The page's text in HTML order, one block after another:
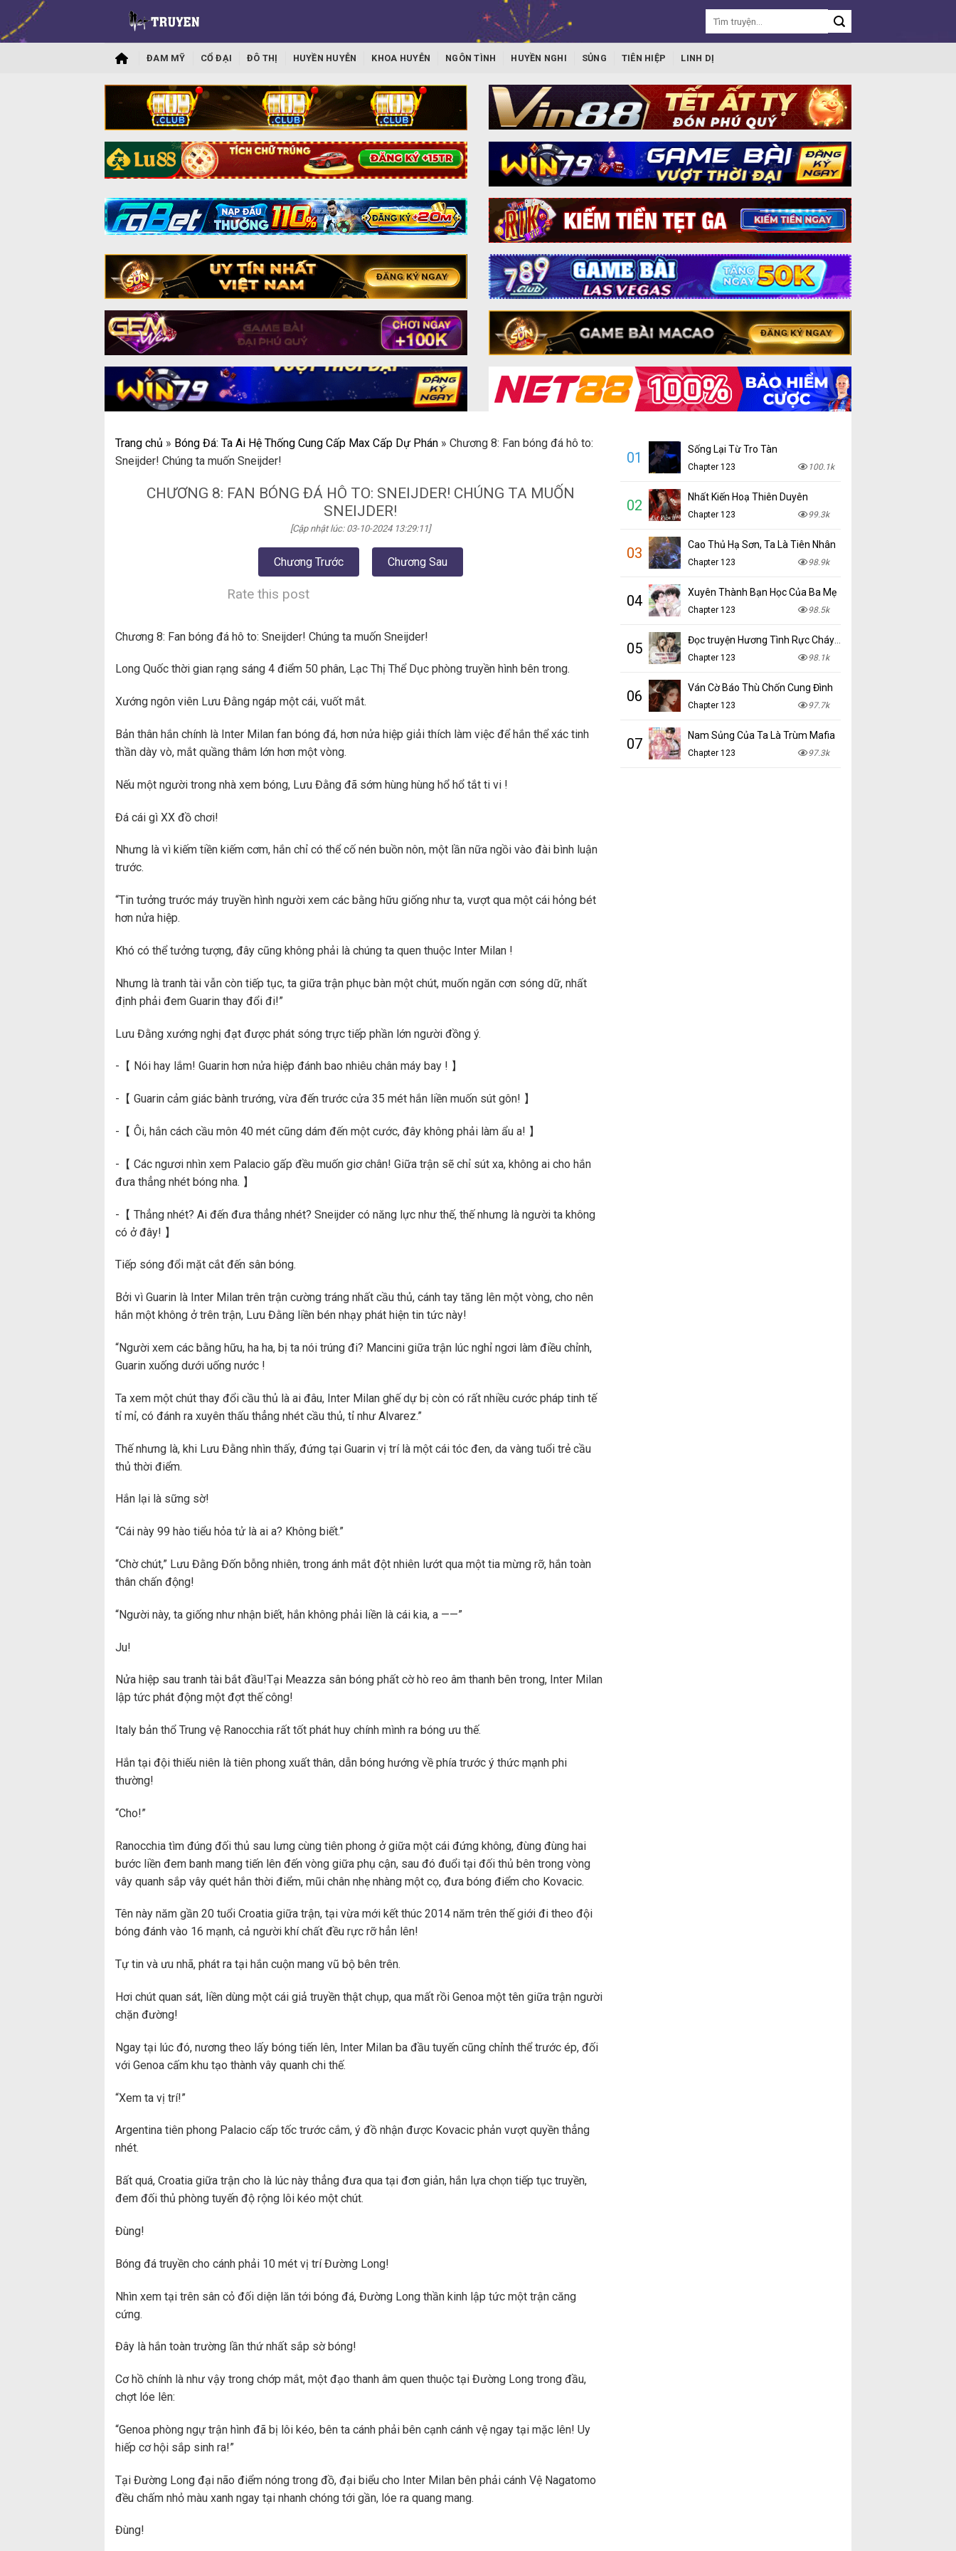
ĐAM MỸ CỔ ĐẠI ĐÔ THỊ HUYỀN HUYỄN KHOA HUYỄN NGÔN TÌNH HUYỀN NGHI SỦNG TIÊN HIỆP LINH DỊ
Trang chủ » Bóng Đá: Ta Ai Hệ Thống Cung Cấp Max Cấp Dự Phán » Chương 8: Fan bóng đá hô to:
Sneijder! Chúng ta muốn Sneijder!
CHƯƠNG 8: FAN BÓNG ĐÁ HÔ TO: SNEIJDER! CHÚNG TA MUỐN
SNEIJDER!
[Cập nhật lúc: 03-10-2024 13:29:11]
Chương Trước Chương Sau
Rate this post
Chương 8: Fan bóng đá hô to: Sneijder! Chúng ta muốn Sneijder!
Long Quốc thời gian rạng sáng 4 điểm 50 phân, Lạc Thị Thể Dục phòng truyền hình bên trong.
Xướng ngôn viên Lưu Đằng ngáp một cái, vuốt mắt.
Bản thân hắn chính là Inter Milan fan bóng đá, hơn nửa hiệp giải thích làm việc để hắn thể xác tinh
thần dày vò, mắt quầng thâm lớn hơn một vòng.
Nếu một người trong nhà xem bóng, Lưu Đằng đã sớm hùng hùng hổ hổ tắt ti vi !
Đá cái gì XX đồ chơi!
Nhưng là vì kiếm tiền kiếm cơm, hắn chỉ có thể cố nén buồn nôn, một lần nữa ngồi vào đài bình luận
trước.
“Tin tưởng trước máy truyền hình người xem các bằng hữu giống như ta, vượt qua một cái hỏng bét
hơn nửa hiệp.
Khó có thể tưởng tượng, đây cũng không phải là chúng ta quen thuộc Inter Milan !
Nhưng là tranh tài vẫn còn tiếp tục, ta giữa trận phục bàn một chút, muốn ngăn cơn sóng dữ, nhất
định phải đem Guarin thay đổi đi!”
Lưu Đằng xướng nghị đạt được phát sóng trực tiếp phần lớn người đồng ý.
-【 Nói hay lắm! Guarin hơn nửa hiệp đánh bao nhiêu chân máy bay ! 】
-【 Guarin cảm giác bành trướng, vừa đến trước cửa 35 mét hắn liền muốn sút gôn! 】
-【 Ôi, hắn cách cầu môn 40 mét cũng dám đến một cước, đây không phải làm ẩu a! 】
-【 Các ngươi nhìn xem Palacio gấp đều muốn giơ chân! Giữa trận sẽ chỉ sút xa, không ai cho hắn
đưa thẳng nhét bóng nha. 】
-【 Thẳng nhét? Ai đến đưa thẳng nhét? Sneijder có năng lực như thế, thế nhưng là người ta không
có ở đây! 】
Tiếp sóng đổi mặt cắt đến sân bóng.
Bởi vì Guarin là Inter Milan trên trận cường tráng nhất cầu thủ, cánh tay tăng lên một vòng, cho nên
hắn một không ở trên trận, Lưu Đằng liền bén nhạy phát hiện tin tức này!
“Người xem các bằng hữu, ha ha, bị ta nói trúng đi? Mancini giữa trận lúc nghỉ ngơi làm điều chỉnh,
Guarin xuống dưới uống nước !
Ta xem một chút thay đổi cầu thủ là ai đâu, Inter Milan ghế dự bị còn có rất nhiều cước pháp tinh tế
tỉ mỉ, có đánh ra xuyên thấu thẳng nhét cầu thủ, tỉ như Alvarez.”
Thế nhưng là, khi Lưu Đằng nhìn thấy, đứng tại Guarin vị trí là một cái tóc đen, da vàng tuổi trẻ cầu
thủ thời điểm.
Hắn lại là sững sờ!
“Cái này 99 hào tiểu hỏa tử là ai a? Không biết.”
“Chờ chút,” Lưu Đằng Đốn bỗng nhiên, trong ánh mắt đột nhiên lướt qua một tia mừng rỡ, hắn toàn
thân chấn động!
“Người này, ta giống như nhận biết, hắn không phải liền là cái kia, a ——”
Ju!
Nửa hiệp sau tranh tài bắt đầu!Tại Meazza sân bóng phất cờ hò reo âm thanh bên trong, Inter Milan
lập tức phát động một đợt thế công!
Italy bản thổ Trung vệ Ranocchia rất tốt phát huy chính mình ra bóng ưu thế.
Hắn tại đội thiếu niên là tiên phong xuất thân, dẫn bóng hướng về phía trước ý thức mạnh phi
thường!
“Cho!”
Ranocchia tìm đúng đối thủ sau lưng cùng tiên phong ở giữa một cái đứng không, đùng đùng hai
bước liền đem banh mang tiến lên đến vòng giữa phụ cận, sau đó đuổi tại đối thủ bên trong vòng
vây quanh sắp vây quét hắn thời điểm, mũi chân nhẹ nhàng một cọ, đưa bóng điểm cho Kovacic.
Tên này năm gần 20 tuổi Croatia giữa trận, tại vừa mới kết thúc 2014 năm trên thế giới đi theo đội
bóng đánh vào 16 mạnh, cả người khí chất đều rực rỡ hẳn lên!
Tự tin và ưu nhã, phát ra tại hắn cuộn mang vũ bộ bên trên.
Hơi chút quan sát, liền dùng một cái giả truyền thật chụp, qua mất rồi Genoa một tên giữa trận người
chặn đường!
Ngay tại lúc đó, nương theo lấy bóng tiến lên, Inter Milan ba đầu tuyến cũng chỉnh thể trước ép, đối
với Genoa cấm khu tạo thành vây quanh chi thế.
“Xem ta vị trí!”
Argentina tiên phong Palacio cấp tốc trước cắm, ý đồ nhận được Kovacic phản vượt quyền thẳng
nhét.
Bất quá, Croatia giữa trận cho là lúc này thẳng đưa qua tại đơn giản, hắn lựa chọn tiếp tục truyền,
đem đối thủ phòng tuyến độ rộng lôi kéo một chút.
Đùng!
Bóng đá truyền cho cánh phải 10 mét vị trí Đường Long!
Nhìn xem tại trên sân cỏ đối diện lăn tới bóng đá, Đường Long thần kinh lập tức một trận căng
cứng.
Đây là hắn toàn trường lần thứ nhất sắp sờ bóng!
Cơ hồ chính là như vậy trong chớp mắt, một đạo thanh âm quen thuộc tại Đường Long trong đầu,
chợt lóe lên:
“Genoa phòng ngự trận hình đã bị lôi kéo, bên ta cánh phải bên cạnh cánh vệ ngay tại mặc lên! Uy
hiếp cơ hội sắp sinh ra!”
Tại Đường Long đại não điểm nóng trong đồ, đại biểu cho Inter Milan bên phải cánh Vệ Nagatomo
đều chấm nhỏ màu xanh ngay tại nhanh chóng tới gần, lóe ra quang mang.
Đùng!
01 Sống Lại Từ Tro Tàn
Chapter 123 100.1k
02 Nhất Kiến Hoạ Thiên Duyên
Chapter 123 99.3k
03 Cao Thủ Hạ Sơn, Ta Là Tiên Nhân
Chapter 123 98.9k
04 Xuyên Thành Bạn Học Của Ba Mẹ
Chapter 123 98.5k
05
Chapter 123 98.1k
06 Ván Cờ Báo Thù Chốn Cung Đình
Chapter 123 97.7k
07 Nam Sủng Của Ta Là Trùm Mafia
Chapter 123 97.3k